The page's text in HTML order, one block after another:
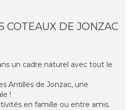
COTEAUX DE JONZAC
un cadre naturel avec tout le
Antilles de Jonzac, une
!
en famille ou entre amis.